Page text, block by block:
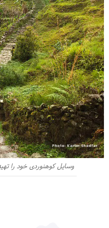
وسایل کوهنوردی خود را